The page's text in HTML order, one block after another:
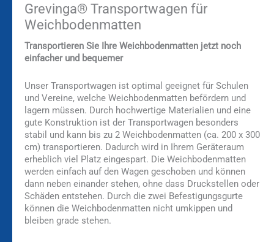
Grevinga® Transportwagen für
Weichbodenmatten
Transportieren Sie Ihre Weichbodenmatten jetzt noch
einfacher und bequemer
Unser Transportwagen ist optimal geeignet für Schulen
und Vereine, welche Weichbodenmatten befördern und
lagern müssen. Durch hochwertige Materialien und eine
gute Konstruktion ist der Transportwagen besonders
stabil und kann bis zu 2 Weichbodenmatten (ca. 200 x 300
cm) transportieren. Dadurch wird in Ihrem Geräteraum
erheblich viel Platz eingespart. Die Weichbodenmatten
werden einfach auf den Wagen geschoben und können
dann neben einander stehen, ohne dass Druckstellen oder
Schäden entstehen. Durch die zwei Befestigungsgurte
können die Weichbodenmatten nicht umkippen und
bleiben grade stehen.